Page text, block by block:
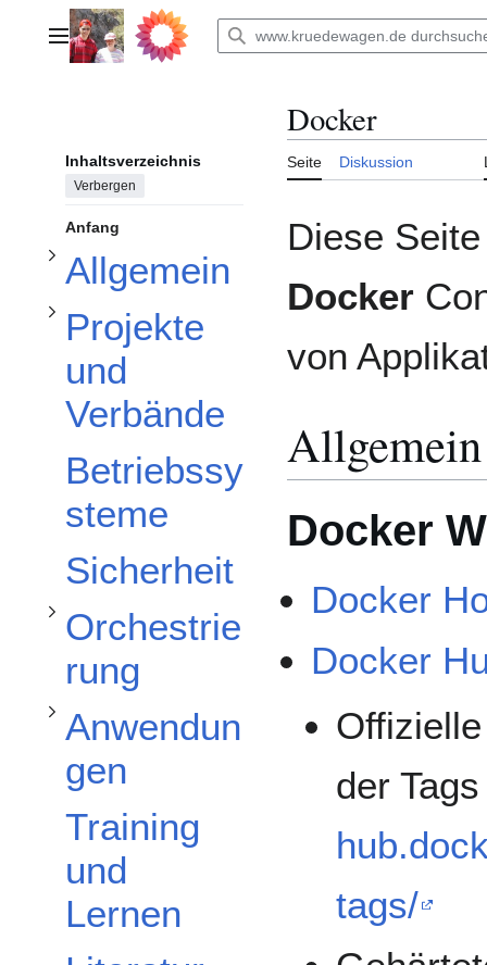
springenHauptmenü
Inhaltsverzeichnis
Verbergen
Anfang
Allgemein
Unterabschnitt Allgemein umschalten
Projekte
und
Verbände
Unterabschnitt Projekte und Verbände umschalten
Betriebssy
steme
Sicherheit
Orchestrie
rung
Unterabschnitt Orchestrierung umschalten
Anwendun
gen
Unterabschnitt Anwendungen umschalten
Training
und
Lernen
Unterabschnitt Betrieb umschalten
Docker
Seite Diskussion
Diese
Docker
von
Allgemein
Docker
Docker
Docker
der
tags/